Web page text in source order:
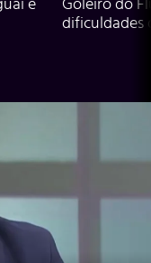
e
Goleiro do
dificuldades